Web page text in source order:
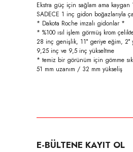
Ekstra güç için sağlam ama kaygan
SADECE 1 inç gidon boğazlarıyla
* Dakota Roche imzalı gidonlar *
* %100 ısıl işlem görmüş krom
28 inç genişlik, 11° geriye eğim, 2°
9,25 inç ve 9,5 inç yükseltme
* temiz bir görünüm için gömme
51 mm uzanım / 32 mm yükseliş
Ürün açıklamasında eksik
E-BÜLTENE KAYIT OL